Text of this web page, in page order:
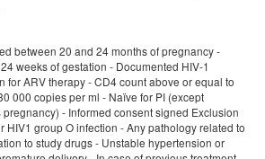
between 20 and 24 months of pregnancy -
weeks of gestation - Documented HIV-1
for ARV therapy - CD4 count above or equal to
000 copies per ml - Naïve for PI (except
- Informed consent signed Exclusion
HIV1 group O infection - Any pathology related to
to study drugs - Unstable hypertension or